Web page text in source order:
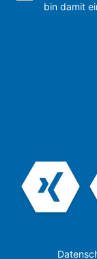
bin damit